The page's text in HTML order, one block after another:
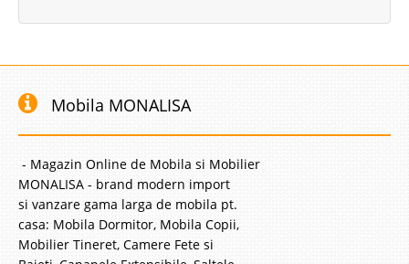
Mobila MONALISA
- Magazin Online de Mobila si Mobilier
MONALISA - brand modern import
si vanzare gama larga de mobila pt.
casa: Mobila Dormitor, Mobila Copii,
Mobilier Tineret, Camere Fete si